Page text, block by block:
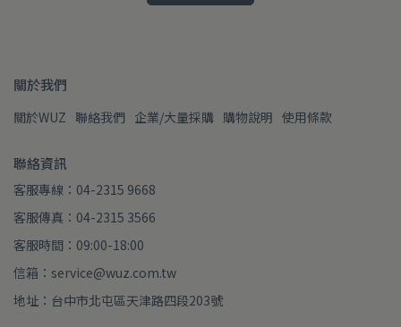
關於我們
關於WUZ 聯絡我們 企業/大量採購 購物說明 使用條款
聯絡資訊
客服專線：04-2315 9668
客服傳真：04-2315 3566
客服時間：09:00-18:00
信箱：service@wuz.com.tw
地址：台中市北屯區天津路四段203號